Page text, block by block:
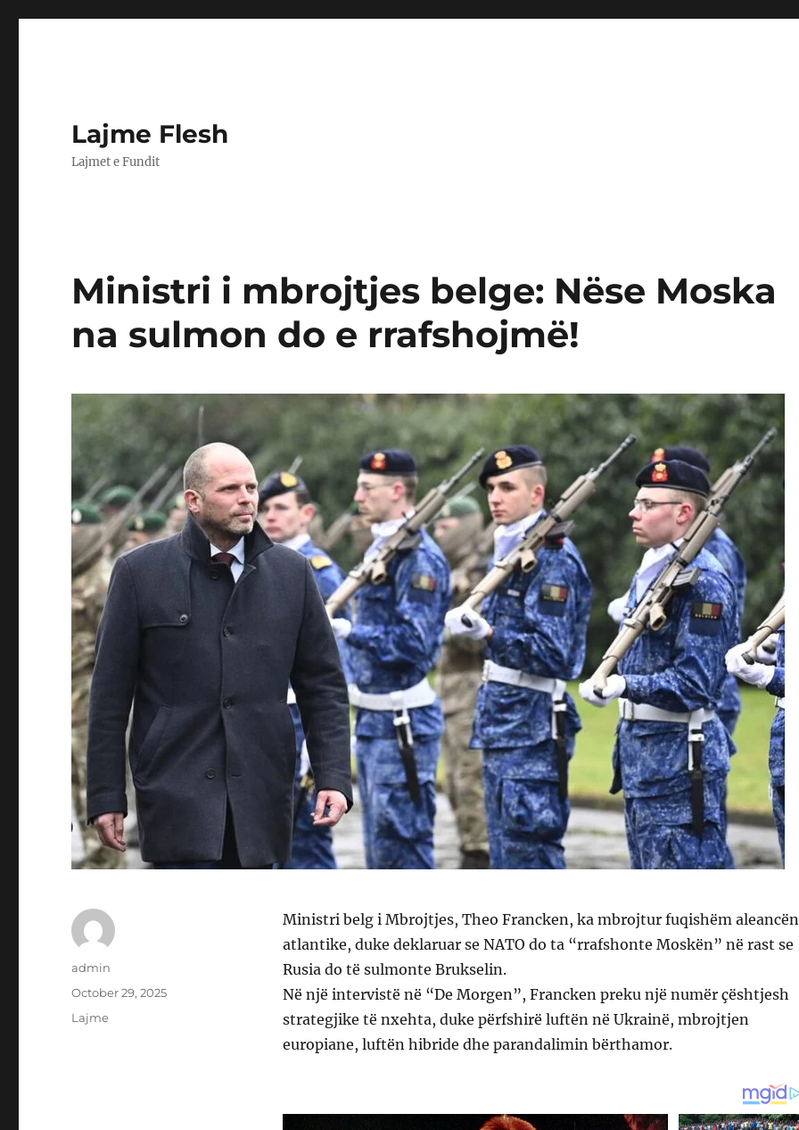
Lajme Flesh
Lajmet e Fundit
Ministri i mbrojtjes belge: Nëse Moska
na sulmon do e rrafshojmë!
Ministri belg i Mbrojtjes, Theo Francken, ka mbrojtur fuqishëm aleancën
atlantike, duke deklaruar se NATO do ta “rrafshonte Moskën” në rast se
Rusia do të sulmonte Brukselin.
Në një intervistë në “De Morgen”, Francken preku një numër çështjesh
strategjike të nxehta, duke përfshirë luftën në Ukrainë, mbrojtjen
europiane, luftën hibride dhe parandalimin bërthamor.
Author
admin
Posted
October 29, 2025
Categories
Lajme